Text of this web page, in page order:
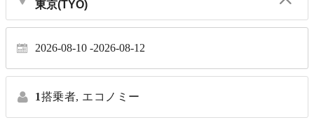
2026-08-10 2026-08-12
1搭乗者, エコノミー